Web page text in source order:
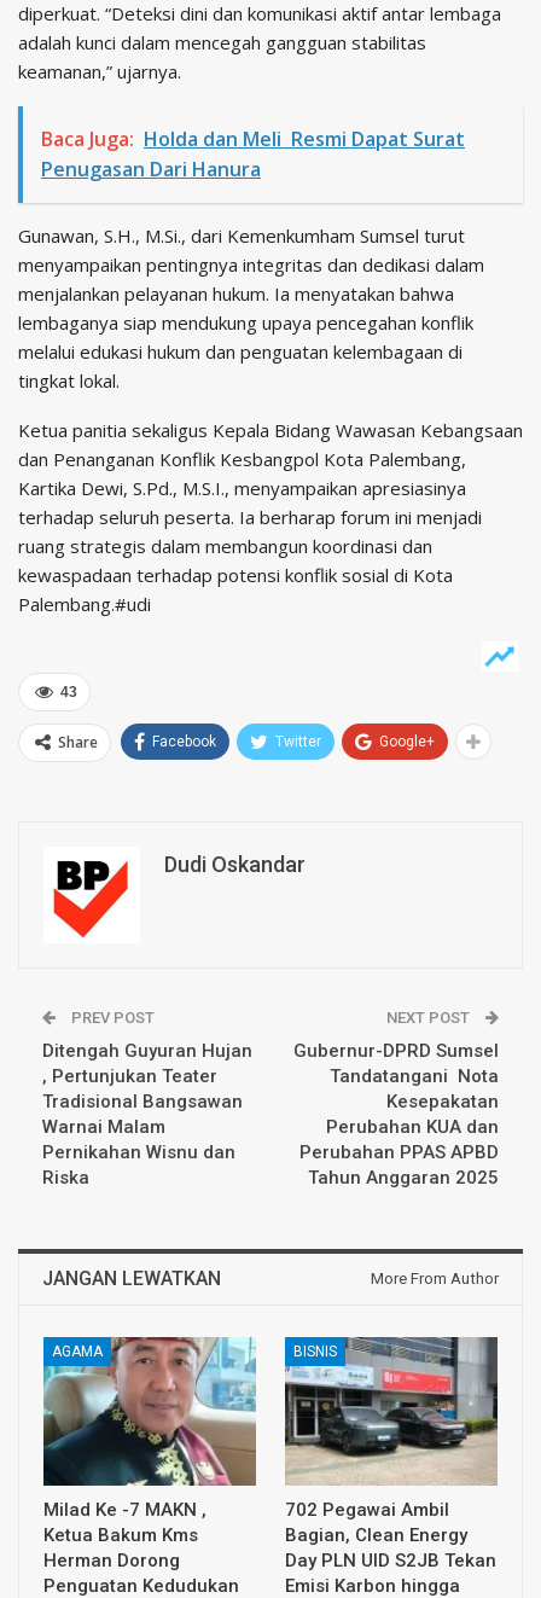
diperkuat. “Deteksi dini dan komunikasi aktif antar lembaga
adalah kunci dalam mencegah gangguan stabilitas
keamanan,” ujarnya.
Baca Juga: Holda dan Meli Resmi Dapat Surat
Penugasan Dari Hanura
Gunawan, S.H., M.Si., dari Kemenkumham Sumsel turut
menyampaikan pentingnya integritas dan dedikasi dalam
menjalankan pelayanan hukum. Ia menyatakan bahwa
lembaganya siap mendukung upaya pencegahan konflik
melalui edukasi hukum dan penguatan kelembagaan di
tingkat lokal.
Ketua panitia sekaligus Kepala Bidang Wawasan Kebangsaan
dan Penanganan Konflik Kesbangpol Kota Palembang,
Kartika Dewi, S.Pd., M.S.I., menyampaikan apresiasinya
terhadap seluruh peserta. Ia berharap forum ini menjadi
ruang strategis dalam membangun koordinasi dan
kewaspadaan terhadap potensi konflik sosial di Kota
Palembang.#udi
43
Share Facebook Twitter Google+
Dudi Oskandar
PREV POST
Ditengah Guyuran Hujan
, Pertunjukan Teater
Tradisional Bangsawan
Warnai Malam
Pernikahan Wisnu dan
Riska
NEXT POST
Gubernur-DPRD Sumsel
Tandatangani Nota
Kesepakatan
Perubahan KUA dan
Perubahan PPAS APBD
Tahun Anggaran 2025
JANGAN LEWATKAN More From Author
AGAMA
Milad Ke -7 MAKN ,
Ketua Bakum Kms
Herman Dorong
Penguatan Kedudukan
BISNIS
702 Pegawai Ambil
Bagian, Clean Energy
Day PLN UID S2JB Tekan
Emisi Karbon hingga